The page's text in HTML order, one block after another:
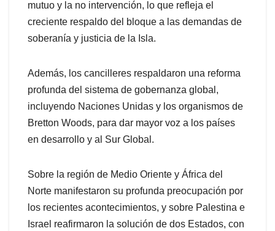
mutuo y la no intervención, lo que refleja el
creciente respaldo del bloque a las demandas de
soberanía y justicia de la Isla.
Además, los cancilleres respaldaron una reforma
profunda del sistema de gobernanza global,
incluyendo Naciones Unidas y los organismos de
Bretton Woods, para dar mayor voz a los países
en desarrollo y al Sur Global.
Sobre la región de Medio Oriente y África del
Norte manifestaron su profunda preocupación por
los recientes acontecimientos, y sobre Palestina e
Israel reafirmaron la solución de dos Estados, con